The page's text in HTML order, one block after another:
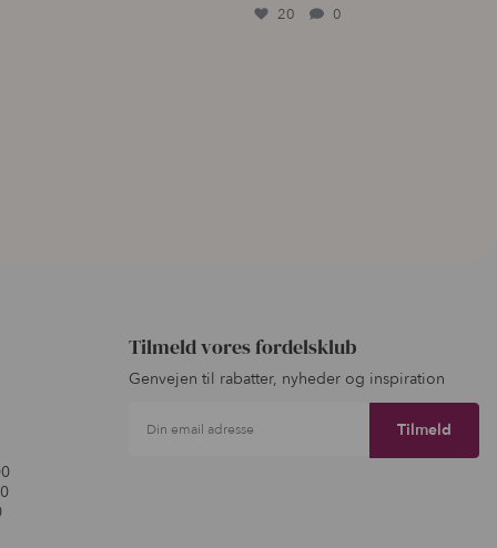
20 0
Tilmeld vores fordelsklub
Genvejen til rabatter, nyheder og inspiration
Din email adresse